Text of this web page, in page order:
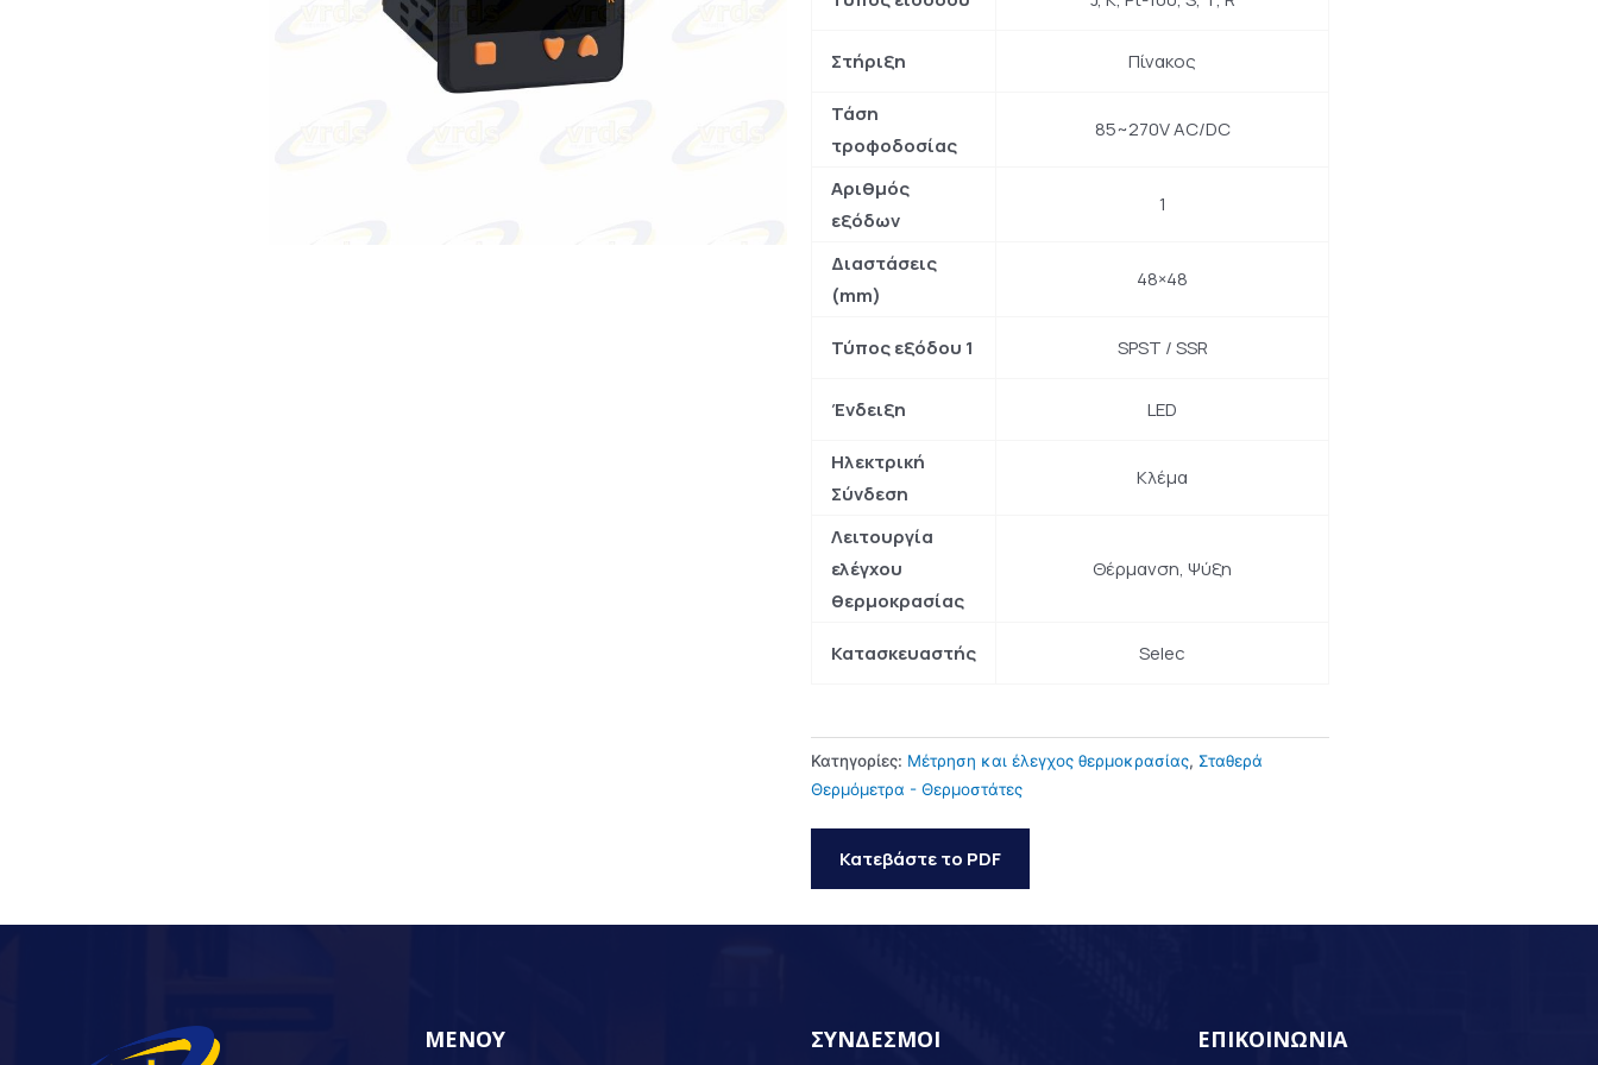
Στήριξη Πίνακος
Τάση
τροφοδοσίας
85~270V AC/DC
Αριθμός
εξόδων
1
Διαστάσεις
(mm)
48×48
Τύπος εξόδου 1 SPST / SSR
Ένδειξη LED
Ηλεκτρική
Σύνδεση
Κλέμα
Λειτουργία
ελέγχου
θερμοκρασίας
Θέρμανση, Ψύξη
Κατασκευαστής Selec
Κατηγορίες: Μέτρηση και έλεγχος θερμοκρασίας, Σταθερά
Θερμόμετρα - Θερμοστάτες
Κατεβάστε το PDF
ΜΕΝΟΥ ΣΥΝΔΕΣΜΟΙ ΕΠΙΚΟΙΝΩΝΙΑ